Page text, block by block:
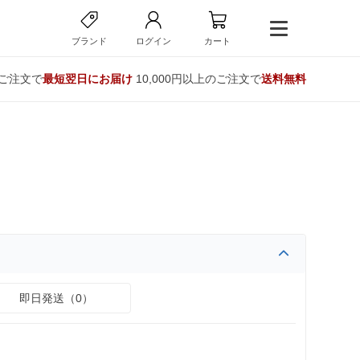
ブランド ログイン カート
注文で最短翌日にお届け10,000円以上のご注文で送料無料
即日発送（0）